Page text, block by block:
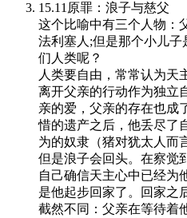
15.11原罪：浪子与慈父
这个比喻中有三个人物：
法利塞人;但是那个小儿
们人类呢？
人类要自由，常常认为天
离开父亲的行动作为独立
亲的爱，父亲的存在也成
惜的遗产之后，他丢尽了
为的奴隶（猪对犹太人而
但是浪子会回头。在察觉
自己确信天主心中已经为
是他起步回家了。回家之
截然不同：父亲在等待着